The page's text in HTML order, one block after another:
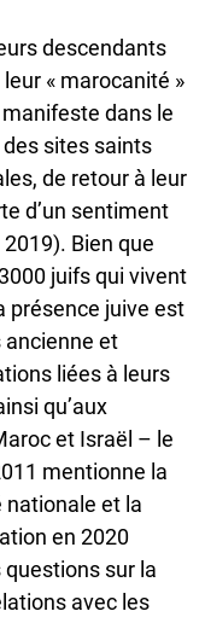
descendants
« marocanité »
dans le
sites saints
de retour à leur
d’un sentiment
Bien que
juifs qui vivent
présence juive est
ancienne et
liées à leurs
qu’aux
et Israël – le
mentionne la
nationale et la
en 2020
sur la
avec les